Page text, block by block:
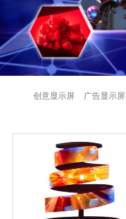
创意显示屏 广告显示屏